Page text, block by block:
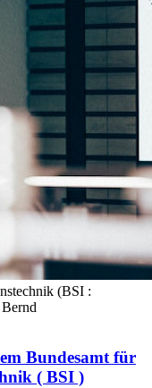
(BSI :
Bundesamt für
( BSI )